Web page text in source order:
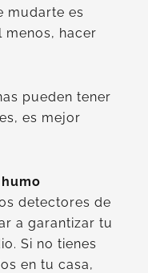
mudarte es
menos, hacer
pueden tener
es mejor
detectores de
a garantizar tu
Si no tienes
en tu casa,